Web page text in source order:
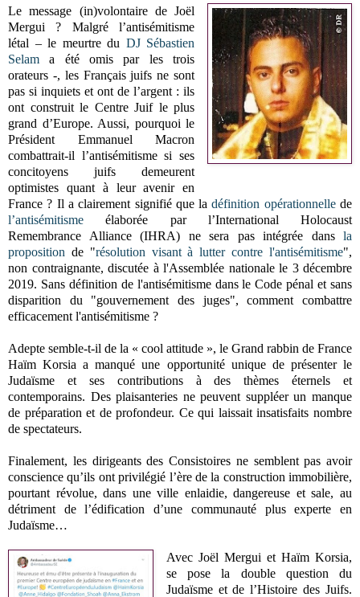
Le message (in)volontaire de Joël
Mergui ? Malgré l’antisémitisme
létal – le meurtre du DJ Sébastien
Selam a été omis par les trois
orateurs -, les Français juifs ne sont
pas si inquiets et ont de l’argent : ils
ont construit le Centre Juif le plus
grand d’Europe. Aussi, pourquoi le
Président Emmanuel Macron
combattrait-il l’antisémitisme si ses
concitoyens juifs demeurent
optimistes quant à leur avenir en
France ? Il a clairement signifié que ladéfinition opérationnellede
l’antisémitisme élaborée par l’International Holocaust
Remembrance Alliance (IHRA) ne sera pas intégrée dans la
proposition de "résolution visant à lutter contre l'antisémitisme",
non contraignante, discutée à l'Assemblée nationale le 3 décembre
2019. Sans définition de l'antisémitisme dans le Code pénal et sans
disparition du "gouvernement des juges", comment combattre
efficacement l'antisémitisme ?
Adepte semble-t-il de la « cool attitude », le Grand rabbin de France
Haïm Korsia a manqué une opportunité unique de présenter le
Judaïsme et ses contributions à des thèmes éternels et
contemporains. Des plaisanteries ne peuvent suppléer un manque
de préparation et de profondeur. Ce qui laissait insatisfaits nombre
de spectateurs.
Finalement, les dirigeants des Consistoires ne semblent pas avoir
conscience qu’ils ont privilégié l’ère de la construction immobilière,
pourtant révolue, dans une ville enlaidie, dangereuse et sale, au
détriment de l’édification d’une communauté plus experte en
Judaïsme…
Avec Joël Mergui et Haïm Korsia,
se pose la double question du
Judaïsme et de l’Histoire des Juifs.